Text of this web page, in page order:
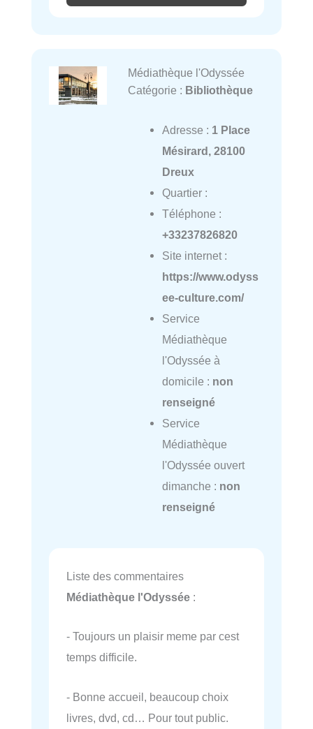
Médiathèque l'Odyssée
Catégorie : Bibliothèque
Adresse : 1 Place
Mésirard, 28100
Dreux
Quartier :
Téléphone :
+33237826820
Site internet :
https://www.odyss
ee-culture.com/
Service
Médiathèque
l'Odyssée à
domicile : non
renseigné
Service
Médiathèque
l'Odyssée ouvert
dimanche : non
renseigné
Liste des commentaires
Médiathèque l'Odyssée :
- Toujours un plaisir meme par cest
temps difficile.
- Bonne accueil, beaucoup choix
livres, dvd, cd… Pour tout public.